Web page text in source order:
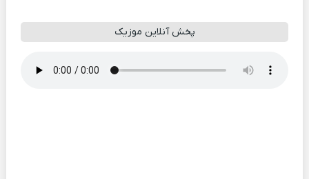
پخش آنلاین موزیک